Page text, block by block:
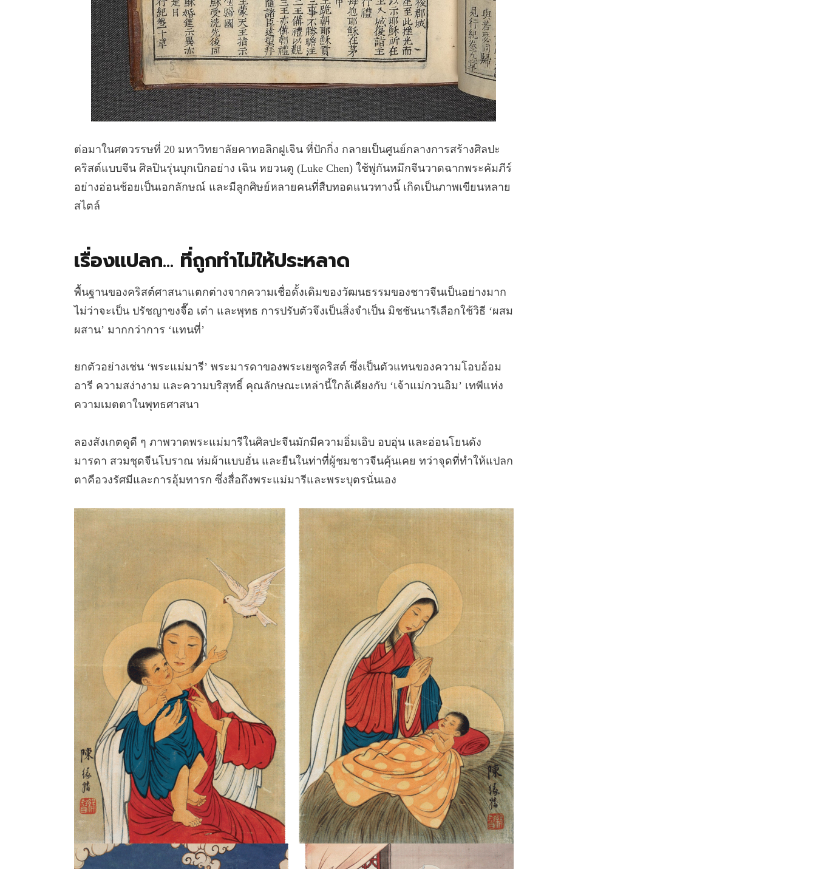
ต่อมาในศตวรรษที่ 20 มหาวิทยาลัยคาทอลิกฝูเจิน ที่ปักกิ่ง กลายเป็นศูนย์กลางการสร้างศิลปะ
คริสต์แบบจีน ศิลปินรุ่นบุกเบิกอย่าง เฉิน หยวนตู (Luke Chen) ใช้พู่กันหมึกจีนวาดฉากพระคัมภีร์
อย่างอ่อนช้อยเป็นเอกลักษณ์ และมีลูกศิษย์หลายคนที่สืบทอดแนวทางนี้ เกิดเป็นภาพเขียนหลาย
สไตล์
เรื่องแปลก… ที่ถูกทำไม่ให้ประหลาด
พื้นฐานของคริสต์ศาสนาแตกต่างจากความเชื่อดั้งเดิมของวัฒนธรรมของชาวจีนเป็นอย่างมาก
ไม่ว่าจะเป็น ปรัชญาขงจื๊อ เต๋า และพุทธ การปรับตัวจึงเป็นสิ่งจำเป็น มิชชันนารีเลือกใช้วิธี ‘ผสม
ผสาน’ มากกว่าการ ‘แทนที่’
ยกตัวอย่างเช่น ‘พระแม่มารี’ พระมารดาของพระเยซูคริสต์ ซึ่งเป็นตัวแทนของความโอบอ้อม
อารี ความสง่างาม และความบริสุทธิ์ คุณลักษณะเหล่านี้ใกล้เคียงกับ ‘เจ้าแม่กวนอิม’ เทพีแห่ง
ความเมตตาในพุทธศาสนา
ลองสังเกตดูดี ๆ ภาพวาดพระแม่มารีในศิลปะจีนมักมีความอิ่มเอิบ อบอุ่น และอ่อนโยนดัง
มารดา สวมชุดจีนโบราณ ห่มผ้าแบบฮั่น และยืนในท่าที่ผู้ชมชาวจีนคุ้นเคย ทว่าจุดที่ทำให้แปลก
ตาคือวงรัศมีและการอุ้มทารก ซึ่งสื่อถึงพระแม่มารีและพระบุตรนั่นเอง